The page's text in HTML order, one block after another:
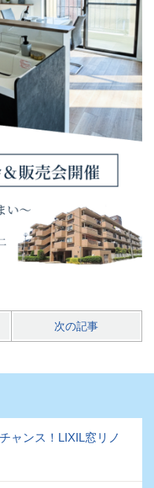
次の記事
ャンス！LIXIL窓リノ